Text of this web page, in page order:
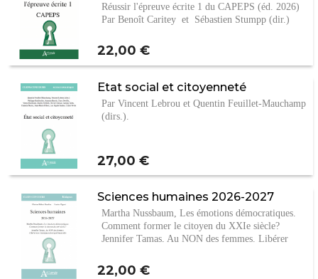
Réussir l'épreuve écrite 1 du CAPEPS (éd. 2026)
Par Benoît Caritey et Sébastien Stumpp (dir.)
Prix
22,00 €
Etat social et citoyenneté
Par Vincent Lebrou et Quentin Feuillet-Mauchamp
(dirs.).
Prix
27,00 €
Sciences humaines 2026-2027
Martha Nussbaum, Les émotions démocratiques.
Comment former le citoyen du XXIe siècle?
Jennifer Tamas, Au NON des femmes. Libérer
Prix
22,00 €